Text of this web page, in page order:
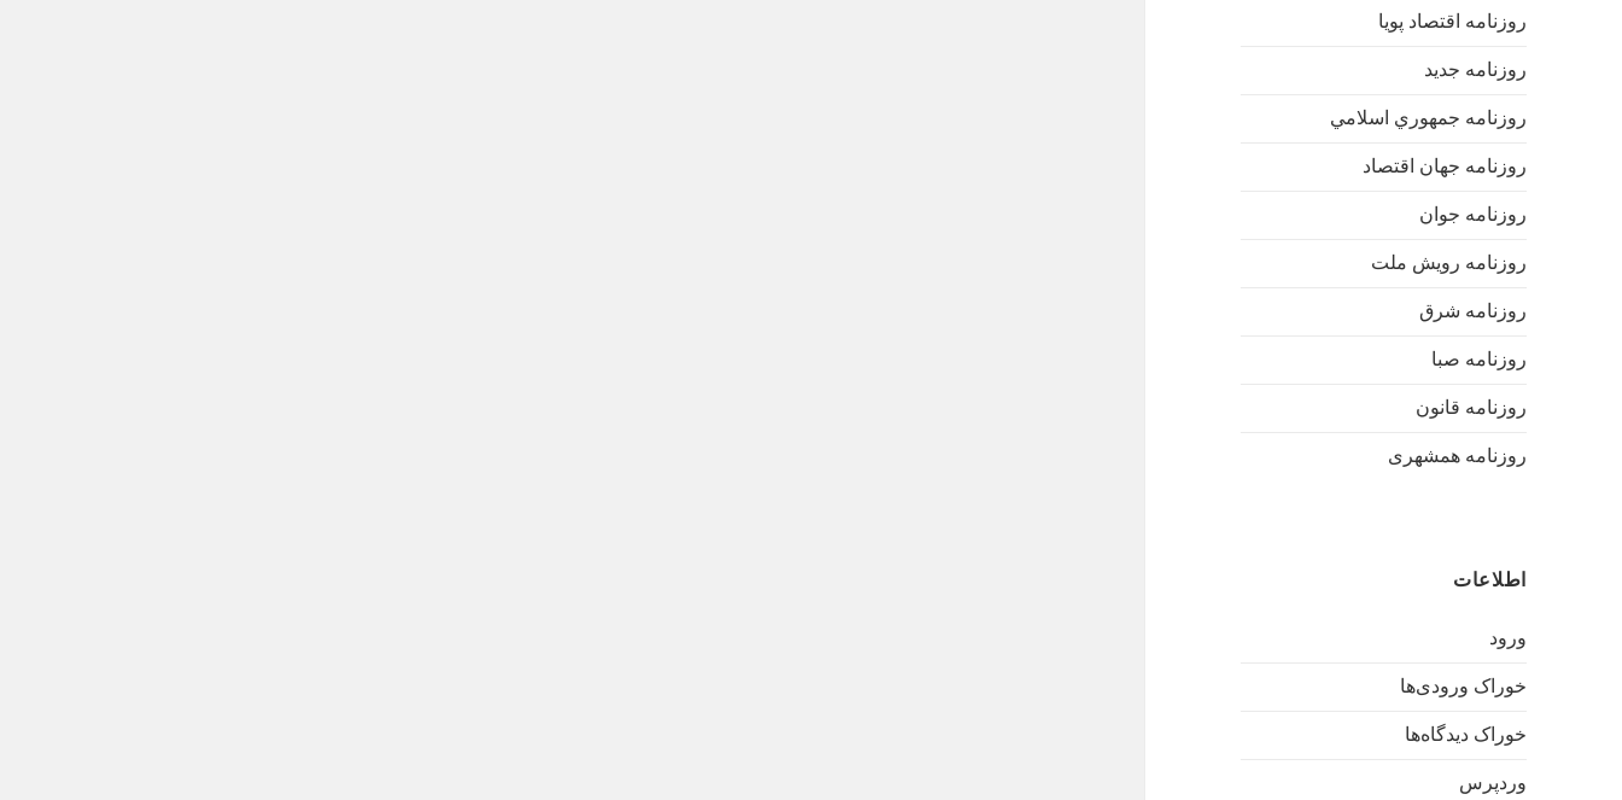
روزنامه اقتصاد پویا
روزنامه جدید
روزنامه جمهوري اسلامي
روزنامه جهان اقتصاد
روزنامه جوان
روزنامه رویش ملت
روزنامه شرق
روزنامه صبا
روزنامه قانون
روزنامه همشهری
اطلاعات
ورود
خوراک ورودی‌ها
خوراک دیدگاه‌ها
وردپرس